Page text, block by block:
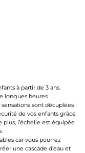
à partir de 3 ans.
longues heures
sont décuplées !
de vos enfants grâce
l’échelle est équipée
car vous pourrez
une cascade d’eau et